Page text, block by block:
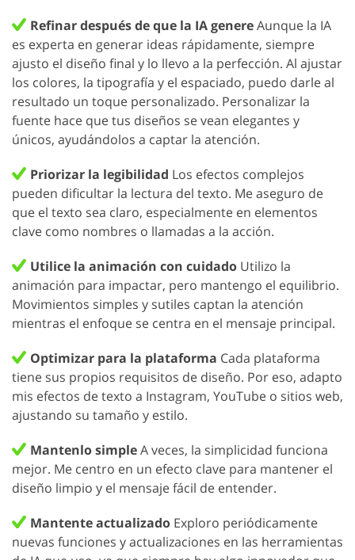
Refinar después de que la IA genereAunque la IA
es experta en generar ideas rápidamente, siempre
ajusto el diseño final y lo llevo a la perfección. Al ajustar
los colores, la tipografía y el espaciado, puedo darle al
resultado un toque personalizado. Personalizar la
fuente hace que tus diseños se vean elegantes y
únicos, ayudándolos a captar la atención.
Priorizar la legibilidad Los efectos complejos
pueden dificultar la lectura del texto. Me aseguro de
que el texto sea claro, especialmente en elementos
clave como nombres o llamadas a la acción.
Utilice la animación con cuidado Utilizo la
animación para impactar, pero mantengo el equilibrio.
Movimientos simples y sutiles captan la atención
mientras el enfoque se centra en el mensaje principal.
Optimizar para la plataforma Cada plataforma
tiene sus propios requisitos de diseño. Por eso, adapto
mis efectos de texto a Instagram, YouTube o sitios web,
ajustando su tamaño y estilo.
Mantenlo simpleA veces, la simplicidad funciona
mejor. Me centro en un efecto clave para mantener el
diseño limpio y el mensaje fácil de entender.
Mantente actualizado Exploro periódicamente
nuevas funciones y actualizaciones en las herramientas